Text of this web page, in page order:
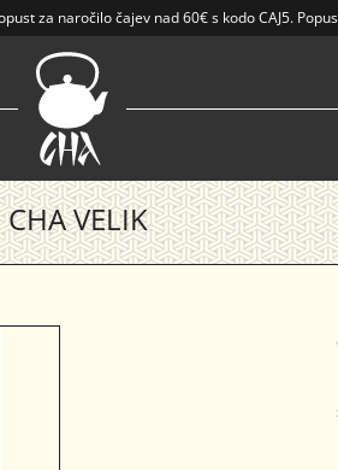
za naročilo čajev nad 60€ s kodo CAJ5.
VELIK